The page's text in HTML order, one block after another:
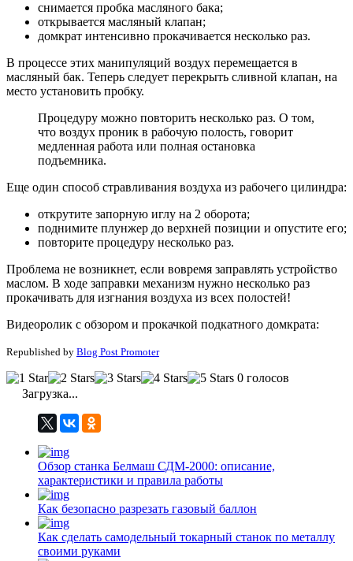
снимается пробка масляного бака;
открывается масляный клапан;
домкрат интенсивно прокачивается несколько раз.
В процессе этих манипуляций воздух перемещается в
масляный бак. Теперь следует перекрыть сливной клапан, на
место установить пробку.
Процедуру можно повторить несколько раз. О том,
что воздух проник в рабочую полость, говорит
медленная работа или полная остановка
подъемника.
Еще один способ стравливания воздуха из рабочего цилиндра:
открутите запорную иглу на 2 оборота;
поднимите плунжер до верхней позиции и опустите его;
повторите процедуру несколько раз.
Проблема не возникнет, если вовремя заправлять устройство
маслом. В ходе заправки механизм нужно несколько раз
прокачивать для изгнания воздуха из всех полостей!
Видеоролик с обзором и прокачкой подкатного домкрата:
Republished by Blog Post Promoter
0 голосов
Загрузка...
Обзор станка Белмаш СДМ-2000: описание,
характеристики и правила работы
Как безопасно разрезать газовый баллон
Как сделать самодельный токарный станок по металлу
своими руками